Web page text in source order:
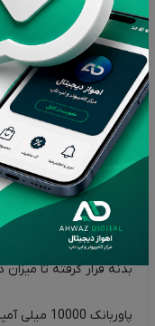
یکپارچه متصل به بدنه
کند.
پشتیبانی می کند.
بدنه قرار گرفته تا